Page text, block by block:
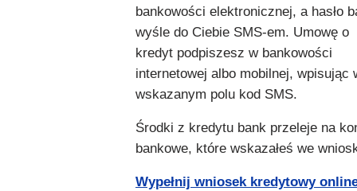
bankowości elektronicznej, a hasło
wyśle do Ciebie SMS-em. Umowę o
kredyt podpiszesz w bankowości
internetowej albo mobilnej, wpisując
wskazanym polu kod SMS.
Środki z kredytu bank przeleje na
bankowe, które wskazałeś we
Wypełnij wniosek kredytowy